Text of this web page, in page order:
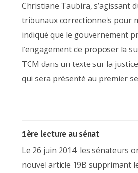
Christiane Taubira, s’agissant
tribunaux correctionnels pour
indiqué que le gouvernement
l’engagement de proposer la
TCM dans un texte sur la
qui sera présenté au premier
1ère lecture au sénat
Le 26 juin 2014, les sénateurs
nouvel article 19B supprimant